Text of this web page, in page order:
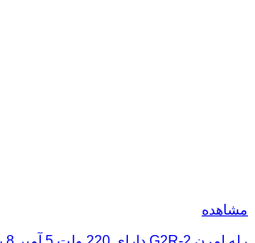
مشاهده